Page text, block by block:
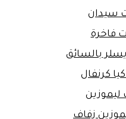
سيدان
فاخرة
بالسائق
كرنفال
ليموزين
زفاف